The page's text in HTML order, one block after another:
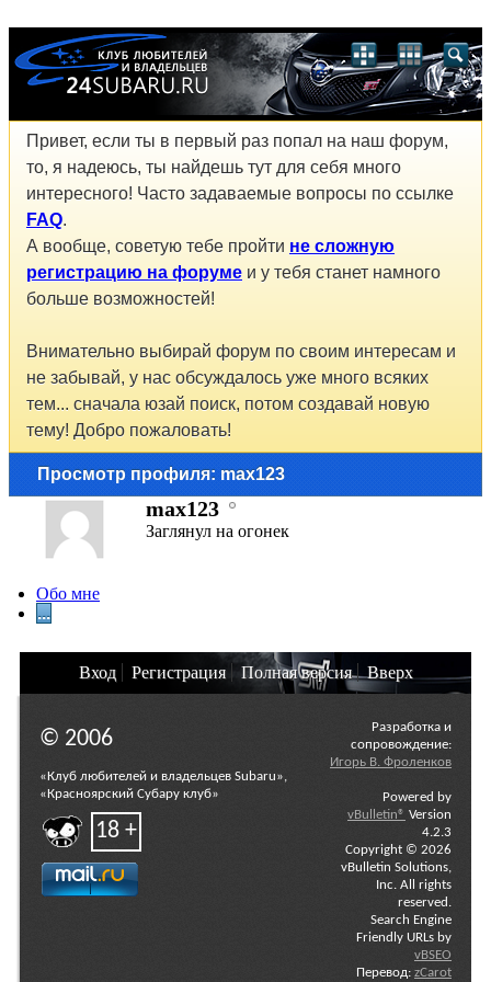
Привет, если ты в первый раз попал на наш форум,
то, я надеюсь, ты найдешь тут для себя много
интересного! Часто задаваемые вопросы по ссылке
FAQ.
А вообще, советую тебе пройти не сложную
регистрацию на форуме и у тебя станет намного
больше возможностей!
Внимательно выбирай форум по своим интересам и
не забывай, у нас обсуждалось уже много всяких
тем... сначала юзай поиск, потом создавай новую
тему! Добро пожаловать!
Просмотр профиля: max123
max123
Заглянул на огонек
Обо мне
...
Вход Регистрация Полная версия Вверх
© 2006
«Клуб любителей и владельцев Subaru»,
«Красноярский Субару клуб»
18 +
Разработка и
сопровождение:
Игорь В. Фроленков
Powered by
vBulletin® Version
4.2.3
Copyright © 2026
vBulletin Solutions,
Inc. All rights
reserved.
Search Engine
Friendly URLs by
vBSEO
Перевод: zCarot